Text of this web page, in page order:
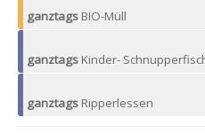
ganztags BIO-Müll
ganztags Kinder-
ganztags Ripperlessen